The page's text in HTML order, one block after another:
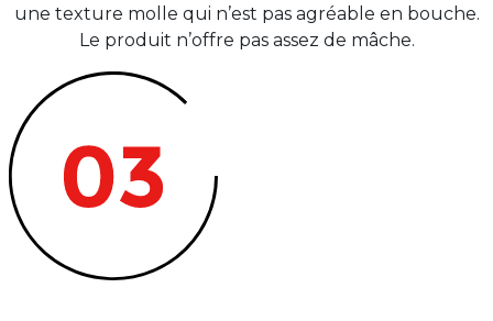
une texture molle qui n’est pas agréable en bouche.
Le produit n’offre pas assez de mâche.